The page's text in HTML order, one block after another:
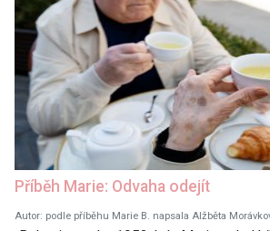
Příběh Marie: Odvaha odejít
Autor: podle příběhu Marie B. napsala Alžběta